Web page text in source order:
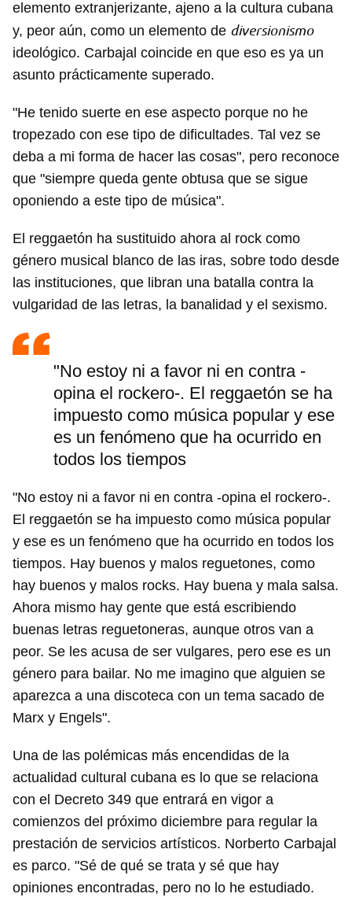
elemento extranjerizante, ajeno a la cultura cubana
y, peor aún, como un elemento de diversionismo
ideológico. Carbajal coincide en que eso es ya un
asunto prácticamente superado.
"He tenido suerte en ese aspecto porque no he
tropezado con ese tipo de dificultades. Tal vez se
deba a mi forma de hacer las cosas", pero reconoce
que "siempre queda gente obtusa que se sigue
oponiendo a este tipo de música".
El reggaetón ha sustituido ahora al rock como
género musical blanco de las iras, sobre todo desde
las instituciones, que libran una batalla contra la
vulgaridad de las letras, la banalidad y el sexismo.
"No estoy ni a favor ni en contra -
opina el rockero-. El reggaetón se ha
impuesto como música popular y ese
es un fenómeno que ha ocurrido en
todos los tiempos
"No estoy ni a favor ni en contra -opina el rockero-.
El reggaetón se ha impuesto como música popular
y ese es un fenómeno que ha ocurrido en todos los
tiempos. Hay buenos y malos reguetones, como
hay buenos y malos rocks. Hay buena y mala salsa.
Ahora mismo hay gente que está escribiendo
buenas letras reguetoneras, aunque otros van a
peor. Se les acusa de ser vulgares, pero ese es un
género para bailar. No me imagino que alguien se
aparezca a una discoteca con un tema sacado de
Marx y Engels".
Una de las polémicas más encendidas de la
actualidad cultural cubana es lo que se relaciona
con el Decreto 349 que entrará en vigor a
comienzos del próximo diciembre para regular la
prestación de servicios artísticos. Norberto Carbajal
es parco. "Sé de qué se trata y sé que hay
opiniones encontradas, pero no lo he estudiado.